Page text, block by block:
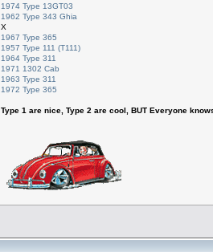
1974 Type 13GT03
1962 Type 343 Ghia
X
1967 Type 365
1957 Type 111 (T111)
1964 Type 311
1971 1302 Cab
1963 Type 311
1972 Type 365
Type 1 are nice, Type 2 are cool, BUT Everyone